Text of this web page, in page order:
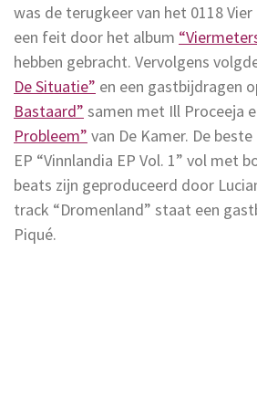
was de terugkeer van het 0118
een feit door het album
hebben gebracht. Vervolgens
De Situatie” en een gastbijdragen
Bastaard” samen met Ill Proceeja
Probleem” van De Kamer. De
EP “Vinnlandia EP Vol. 1” vol met
beats zijn geproduceerd door
track “Dromenland” staat een
Piqué.